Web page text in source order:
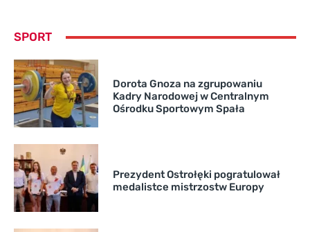
SPORT
Dorota Gnoza na zgrupowaniu
Kadry Narodowej w Centralnym
Ośrodku Sportowym Spała
Prezydent Ostrołęki pogratulował
medalistce mistrzostw Europy